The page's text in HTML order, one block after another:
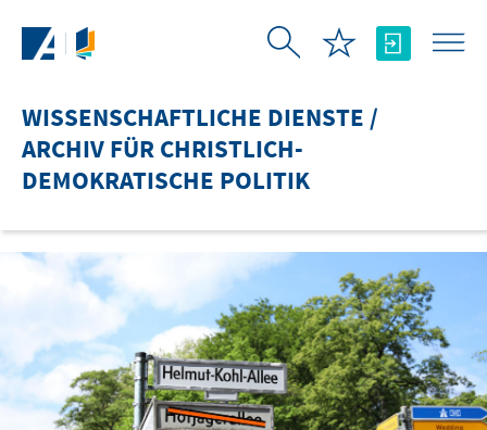
WISSENSCHAFTLICHE DIENSTE /
ARCHIV FÜR CHRISTLICH-
DEMOKRATISCHE POLITIK